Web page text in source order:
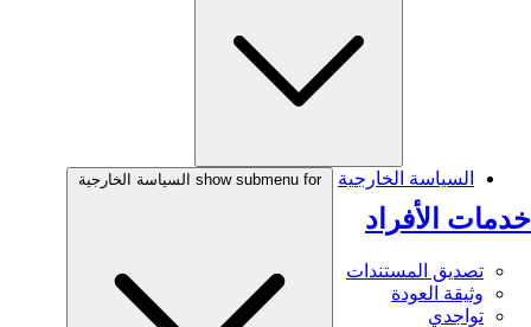
خدمات الأفراد
تصديق المستندات
وثيقة العودة
تواجدي
السياسة الخارجية show submenu for السياسة الخارجية